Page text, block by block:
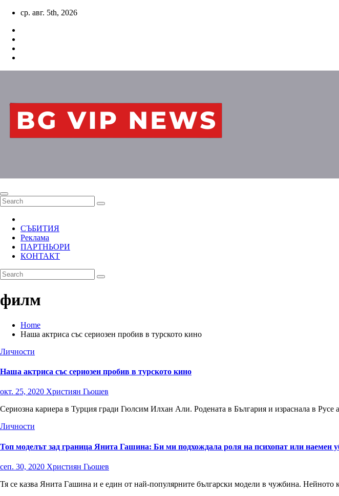
Skip
content
ср. авг. 5th, 2026
СЪБИТИЯ
Реклама
ПАРТНЬОРИ
КОНТАКТ
филм
Home
Наша актриса със сериозен пробив в турското кино
Личности
Наша актриса със сериозен пробив в турското кино
окт. 25, 2020 Християн Гьошев
Сериозна кариера в Турция гради Гюлсим Илхан Али. Родената в България и израснала в
Личности
Топ моделът зад граница Янита Гашина: Би ми подхождала роля на психопат или наемен
сеп. 30, 2020 Християн Гьошев
Тя се казва Янита Гашина и е един от най-популярните български модели в чужбина.